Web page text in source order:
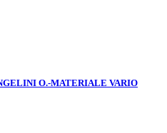
O.-MATERIALE VARIO